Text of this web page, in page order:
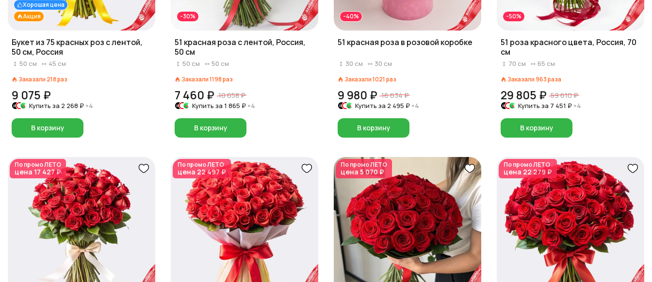
Акция
Хорошая цена
Букет из 75 красных роз с лентой,
50 см, Россия
50 см 45 см
Заказали 218раз
9 075 ₽
Купить за 2 268 ₽ ×4
В корзину
-30%
51 красная роза с лентой, Россия,
50 см
50 см 50 см
Заказали1198раз
7 460 ₽ 10 658 ₽
Купить за 1 865 ₽ ×4
В корзину
-40%
51 красная роза в розовой коробке
30 см 30 см
Заказали1021 раз
9 980 ₽ 16 634 ₽
Купить за 2 495 ₽ ×4
В корзину
-50%
51 роза красного цвета, Россия, 70
см
70 см 65 см
Заказали963раза
29 805 ₽ 59 610 ₽
Купить за 7 451 ₽ ×4
В корзину
По промоЛЕТО
цена 17 427 ₽
По промоЛЕТО
цена 22 497 ₽
По промоЛЕТО
цена 5 070 ₽
По промоЛЕТО
цена 22 279 ₽